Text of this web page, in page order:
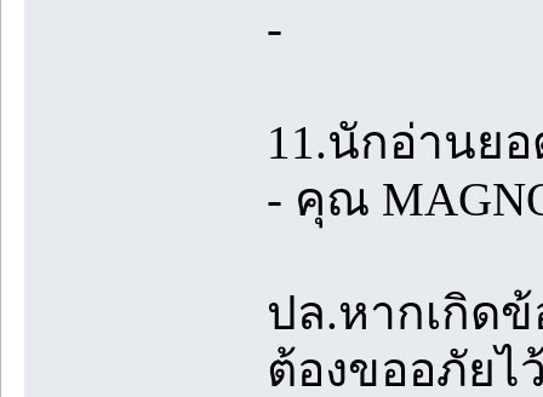
-
11.นักอ่านยอ
- คุณ
ปล.หากเกิด
ต้องขออภัย